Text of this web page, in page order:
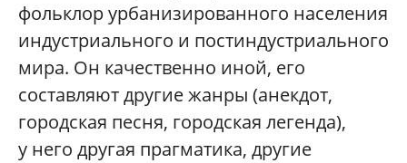
фольклор урбанизированного населения
индустриального и постиндустриального
мира. Он качественно иной, его
составляют другие жанры (анекдот,
городская песня, городская легенда),
у него другая прагматика, другие